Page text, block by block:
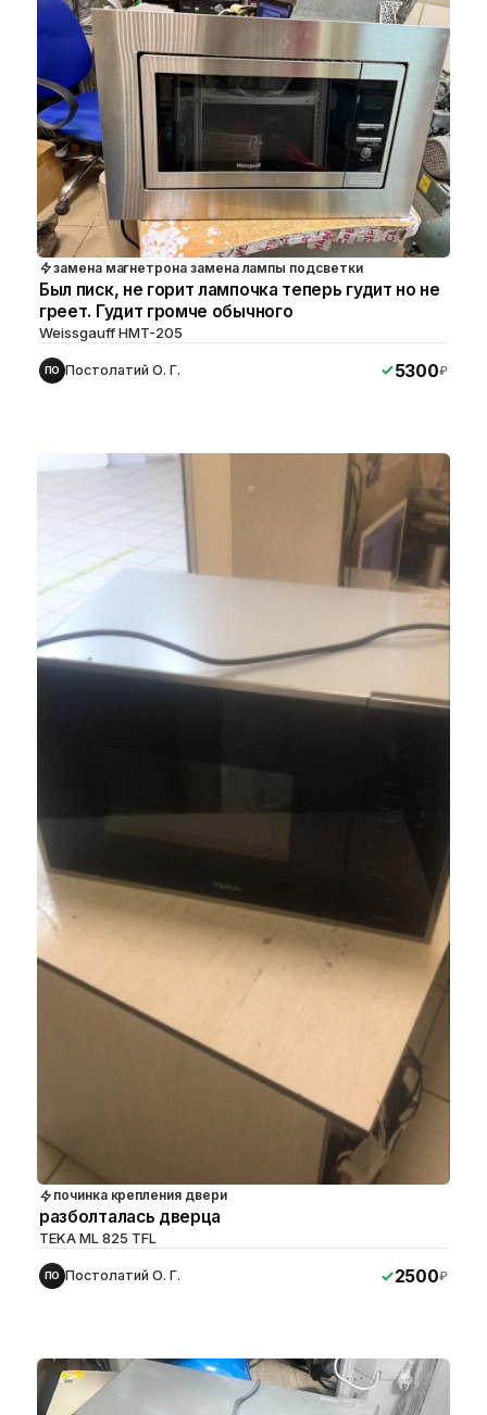
замена магнетрона замена лампы подсветки
Был писк, не горит лампочка теперь гудит но не
греет. Гудит громче обычного
Weissgauff HMT-205
ПО Постолатий О. Г. 5300₽
починка крепления двери
разболталась дверца
TEKA ML 825 TFL
ПО Постолатий О. Г. 2500₽